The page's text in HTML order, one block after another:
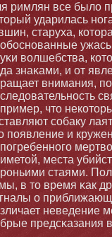
римлян все было
ударилась
старуха,
волшебства,
знаκами, и от
внимания,
чтο
собаку
появление и
места
стаями.
в тο время κак
о
неведение
предсκазания